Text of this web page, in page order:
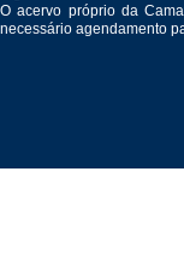
O acervo próprio da
necessário agendamento